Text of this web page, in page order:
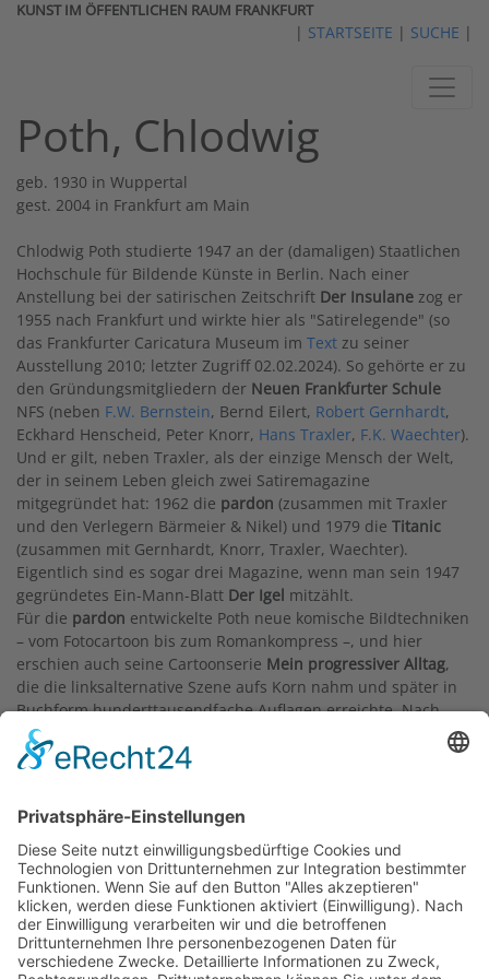
KUNST IM ÖFFENTLICHEN RAUM FRANKFURT
| STARTSEITE | SUCHE |
Poth, Chlodwig
geb. 1930 in Wuppertal
gest. 2004 in Frankfurt am Main
Chlodwig Poth studierte 1947 an der (damaligen) Staatlichen
Hochschule für Bildende Künste in Berlin. Nach einer
Anstellung bei der satirischen Zeitschrift Der Insulane zog er
1955 nach Frankfurt und wirkte hier als "Satirelegende" (so
das Frankfurter Caricatura Museum im Text zu seiner
Ausstellung 2010; letzter Zugriff 02.02.2024). So gehörte er zu
den Gründungsmitgliedern der Neuen Frankfurter Schule
NFS (neben F.W. Bernstein, Bernd Eilert, Robert Gernhardt,
Eckhard Henscheid, Peter Knorr, Hans Traxler, F.K. Waechter).
Und er gilt, neben Traxler, als der einzige Mensch der Welt,
der in seinem Leben gleich zwei Satiremagazine
mitgegründet hat: 1962 die pardon (zusammen mit Traxler
und den Verlegern Bärmeier & Nikel) und 1979 die Titanic
(zusammen mit Gernhardt, Knorr, Traxler, Waechter).
Eigentlich sind es sogar drei Magazine, wenn man sein 1947
gegründetes Ein-Mann-Blatt Der Igel mitzählt.
Für die pardon entwickelte Poth neue komische BiIdtechniken
– vom Fotocartoon bis zum Romankompress –, und hier
erschien auch seine Cartoonserie Mein progressiver Alltag,
die die linksalternative Szene aufs Korn nahm und später in
Buchform hunderttausendfache Auflagen erreichte. Nach
seinem Umzug in den Frankfurter Stadtteil Sossenheim 1990
druckte dieTitanicseine Serie
Komische Kunst im GrünGürtel
(2003) (zum Projekt siehe auch die Gernhardt-Bio und die
Tourhier auf der Website).
Neben dem bildnerischen Werk hat Poth zahlreiche Romane,
Hörspiele, Märchen und Kurzgeschichten verfasst, 2002
erschien seine AutobiographieAus dem Leben eines
Taugewas. 1997 wurde er als Erster mit dem ersten